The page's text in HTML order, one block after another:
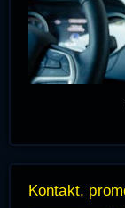
Kontakt,